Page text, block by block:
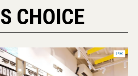
CHOICE
PR